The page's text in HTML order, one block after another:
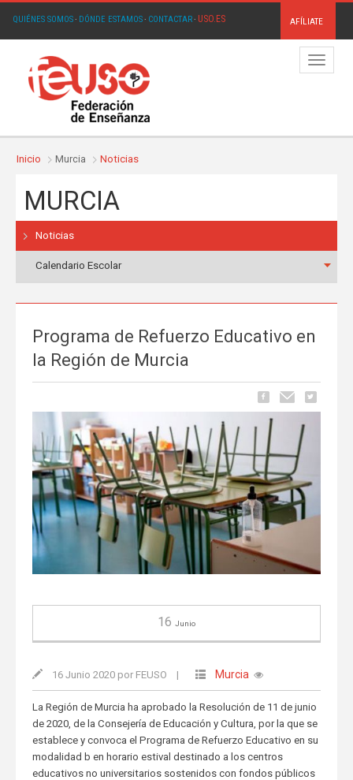
QUIÉNES SOMOS· DÓNDE ESTAMOS· CONTACTAR· USO.ES AFÍLIATE
Menú
Inicio Murcia Noticias
MURCIA
Noticias
Calendario Escolar
Programa de Refuerzo Educativo en
la Región de Murcia
16 Junio
16 Junio 2020 por FEUSO | Murcia
La Región de Murcia ha aprobado la Resolución de 11 de junio
de 2020, de la Consejería de Educación y Cultura, por la que se
establece y convoca el Programa de Refuerzo Educativo en su
modalidad b en horario estival destinado a los centros
educativos no universitarios sostenidos con fondos públicos